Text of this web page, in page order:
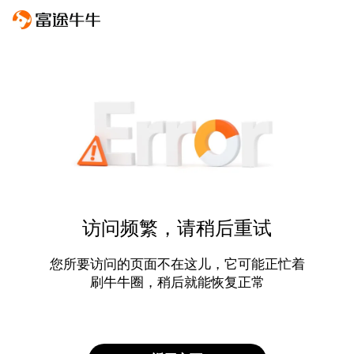
访问频繁，请稍后重试
您所要访问的页面不在这儿，它可能正忙着
刷牛牛圈，稍后就能恢复正常